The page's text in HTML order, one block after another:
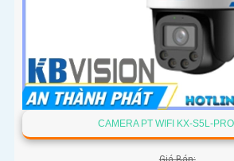
CAMERA PT WIFI KX-S5L-